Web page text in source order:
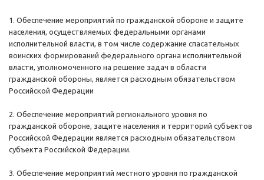
1. Обеспечение мероприятий по гражданской обороне и защите
населения, осуществляемых федеральными органами
исполнительной власти, в том числе содержание спасательных
воинских формирований федерального органа исполнительной
власти, уполномоченного на решение задач в области
гражданской обороны, является расходным обязательством
Российской Федерации
2. Обеспечение мероприятий регионального уровня по
гражданской обороне, защите населения и территорий субъектов
Российской Федерации является расходным обязательством
субъекта Российской Федерации.
3. Обеспечение мероприятий местного уровня по гражданской